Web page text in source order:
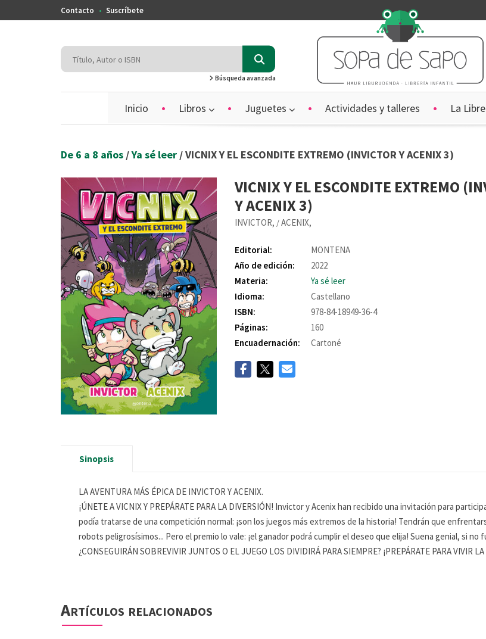
Contacto Suscríbete
Búsqueda avanzada
Inicio Libros Juguetes Actividades y talleres La
De 6 a 8 años /Ya sé leer / VICNIX Y EL ESCONDITE EXTREMO (INVICTOR Y ACENIX 3)
VICNIX Y EL ESCONDITE EXTREMO
Y ACENIX 3)
INVICTOR, /ACENIX,
Editorial:
MONTENA
Año de edición:
2022
Materia:
Ya sé leer
Idioma:
Castellano
ISBN:
978-84-18949-36-4
Páginas:
160
Encuadernación:
Cartoné
Sinopsis
LA AVENTURA MÁS ÉPICA DE INVICTOR Y ACENIX.
¡ÚNETE A VICNIX Y PREPÁRATE PARA LA DIVERSIÓN! Invictor y Acenix han recibido una invitación para
podía tratarse de una competición normal: ¡son los juegos más extremos de la historia! Tendrán que
robots peligrosísimos... Pero el premio lo vale: ¡el ganador podrá cumplir el deseo que elija! Suena genial, si
¿CONSEGUIRÁN SOBREVIVIR JUNTOS O EL JUEGO LOS DIVIDIRÁ PARA SIEMPRE? ¡PREPÁRATE PARA VIVIR
Artículos relacionados